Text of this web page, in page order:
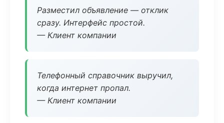
Разместил объявление — отклик
сразу. Интерфейс простой.
— Клиент компании
Телефонный справочник выручил,
когда интернет пропал.
— Клиент компании